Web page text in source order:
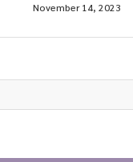
November 14, 2023